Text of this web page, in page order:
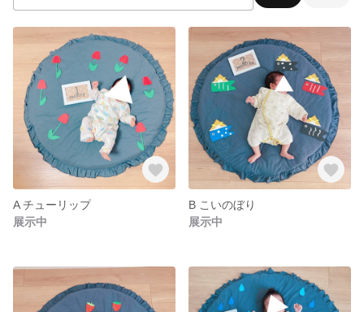
A チューリップ
展示中
B こいのぼり
展示中